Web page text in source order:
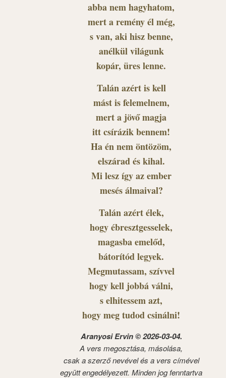
abba nem hagyhatom,
mert a remény él még,
s van, aki hisz benne,
anélkül világunk
kopár, üres lenne.
Talán azért is kell
mást is felemelnem,
mert a jövő magja
itt csírázik bennem!
Ha én nem öntözöm,
elszárad és kihal.
Mi lesz így az ember
mesés álmaival?
Talán azért élek,
hogy ébresztgesselek,
magasba emelőd,
bátorítód legyek.
Megmutassam, szívvel
hogy kell jobbá válni,
s elhitessem azt,
hogy meg tudod csinálni!
Aranyosi Ervin © 2026-03-04.
A vers megosztása, másolása,
csak a szerző nevével és a vers címével
együtt engedélyezett. Minden jog fenntartva